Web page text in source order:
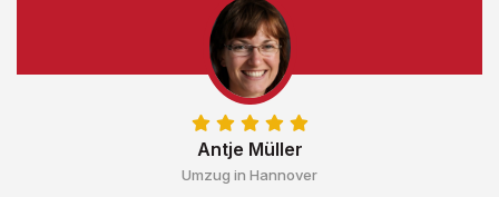
Antje Müller
Umzug in Hannover